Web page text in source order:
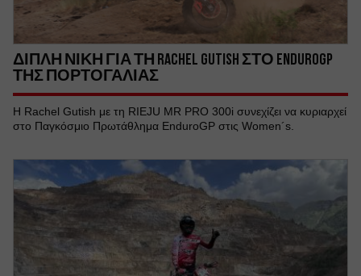
ΔΙΠΛΗ ΝΙΚΗ ΓΙΑ ΤΗ RACHEL GUTISH ΣΤΟ ENDUROGP
ΤΗΣ ΠΟΡΤΟΓΑΛΙΑΣ
Η Rachel Gutish με τη RIEJU MR PRO 300i συνεχίζει να κυριαρχεί
στο Παγκόσμιο Πρωτάθλημα EnduroGP στις Women´s.